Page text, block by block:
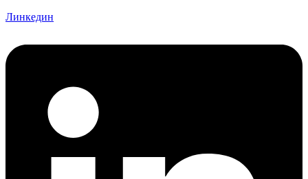
Линкедин